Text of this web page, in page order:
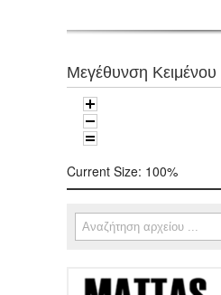
Μεγέθυνση Κειμένου
Current Size: 100%
Φόρμα αναζήτησης
Αναζήτηση